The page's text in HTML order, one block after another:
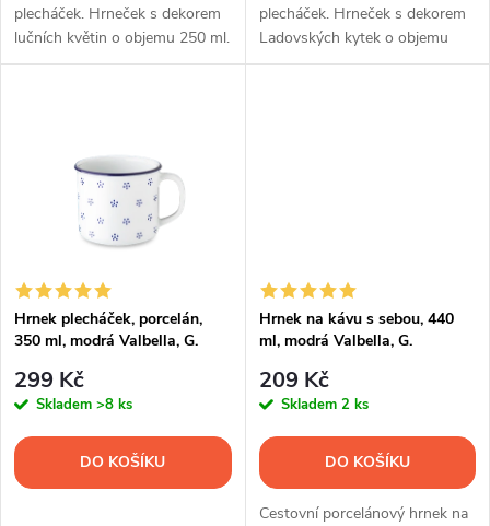
u
u
plecháček. Hrneček s dekorem
lučních květin o objemu 250 ml.
plecháček. Hrneček s dekorem
Ladovských kytek o objemu
250 ml.
Hrnek plecháček, porcelán,
350 ml, modrá Valbella, G.
299 Kč
Skladem >8 ks
DO KOŠÍKU
Hrnek na kávu s sebou, 440
ml, modrá Valbella, G.
209 Kč
Skladem 2 ks
DO KOŠÍKU
Cestovní porcelánový hrnek na